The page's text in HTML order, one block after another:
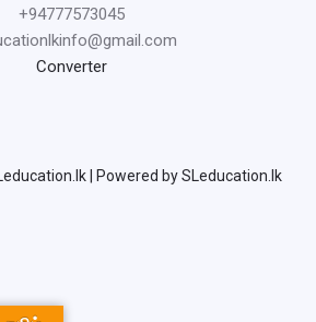
+94777573045
Converter
| Powered by SLeducation.lk